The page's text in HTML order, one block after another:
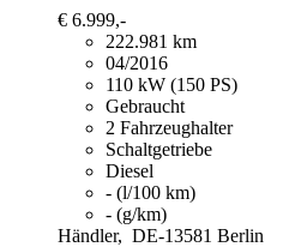
€ 6.999,-
222.981 km
04/2016
110 kW (150 PS)
Gebraucht
2 Fahrzeughalter
Schaltgetriebe
Diesel
- (l/100 km)
- (g/km)
Händler, DE-13581 Berlin